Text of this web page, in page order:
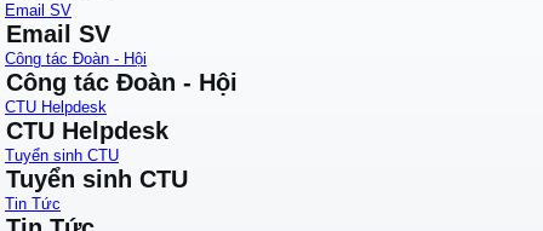
Email SV
Email SV
Công tác Đoàn - Hội
Công tác Đoàn - Hội
CTU Helpdesk
CTU Helpdesk
Tuyển sinh CTU
Tuyển sinh CTU
Tin Tức